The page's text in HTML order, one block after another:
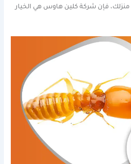
فإن شركة كلين هاوس هي الخيار